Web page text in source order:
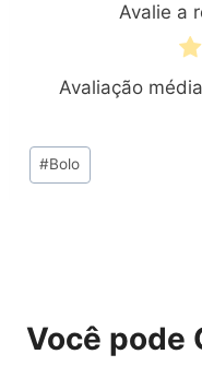
Avalie a
Avaliação
Tags
do
#Bolo
Você pode